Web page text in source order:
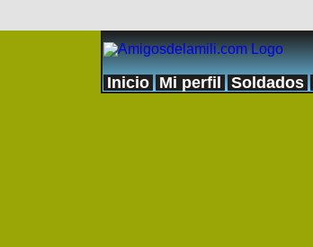
Inicio Mi perfil Soldados